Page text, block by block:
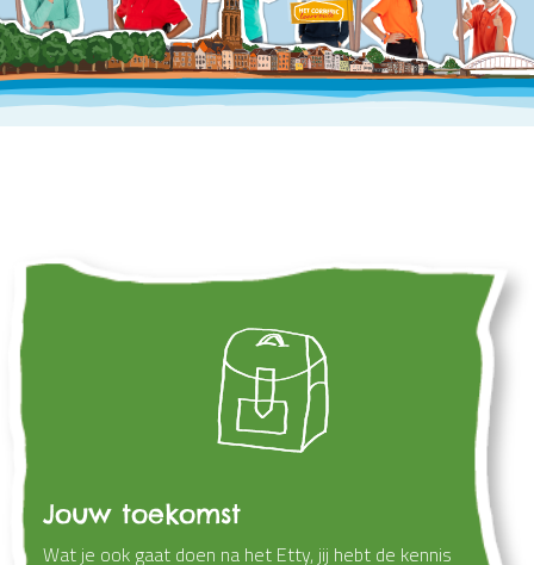
Jouw toekomst
Wat je ook gaat doen na het Etty, jij hebt de kennis